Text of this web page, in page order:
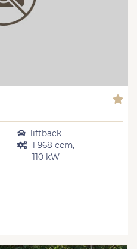
liftback
1 968 ccm,
110 kW